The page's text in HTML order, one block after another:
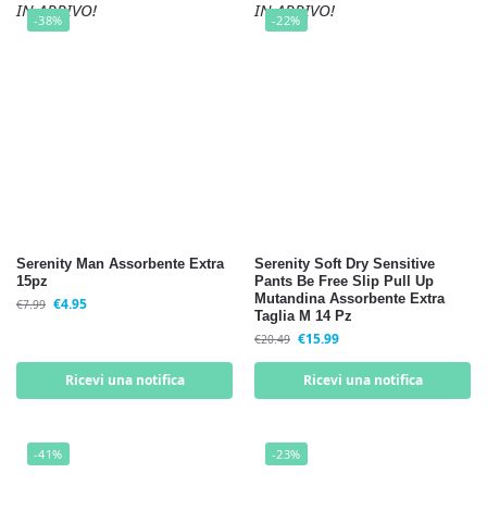
-38%
IN ARRIVO!
Serenity Man Assorbente Extra
15pz
€7.99 €4.95
Ricevi una notifica
-22%
IN ARRIVO!
Serenity Soft Dry Sensitive
Pants Be Free Slip Pull Up
Mutandina Assorbente Extra
Taglia M 14 Pz
€20.49 €15.99
Ricevi una notifica
-41% -23%